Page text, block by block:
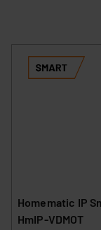
Homematic IP
HmIP-VDMOT